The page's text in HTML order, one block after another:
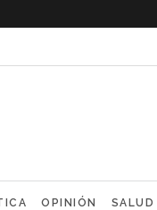
OPINIÓN SALUD